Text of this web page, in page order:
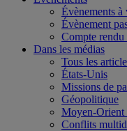
Évènements à
Évènement
Compte rendu
Dans les médias
Tous les
États-Unis
Missions de
Géopolitique
Moyen-Orient
Conflits